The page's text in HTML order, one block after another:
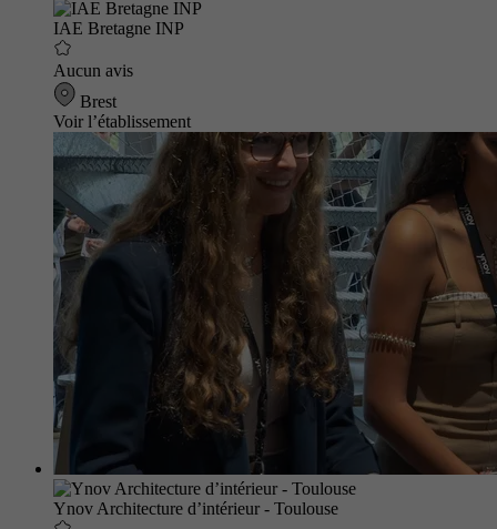
IAE Bretagne INP
Aucun avis
Brest
Voir l’établissement
Ynov Architecture d’intérieur - Toulouse